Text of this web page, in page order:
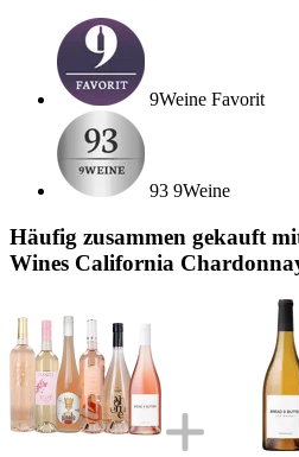
9Weine Favorit
93 9Weine
Häufig zusammen gekauft
Wines California